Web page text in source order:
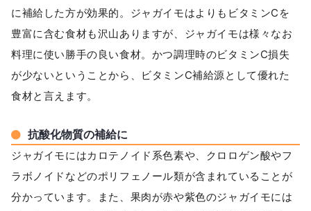
に補給した方が効果的。ジャガイモはよりもビタミンCを
豊富に含む食材も沢山ありますが、ジャガイモは様々なお
料理に使い勝手の良い食材。かつ調理時のビタミンC損失
が少ないということから、ビタミンC補給源として優れた
食材と言えます。
抗酸化物質の補給に
ジャガイモにはカロテノイド系色素や、クロロゲン酸やフ
ラボノイドなどのポリフェノール類が含まれていることが
分かっています。また、果肉が赤や紫色のジャガイモには